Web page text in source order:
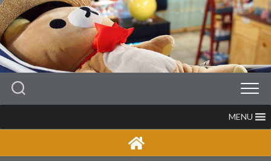
Skip
to
content
MENU